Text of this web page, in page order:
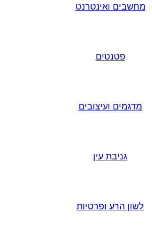
מחשבים ואינטרנט
פטנטים
מדגמים ועיצובים
גניבת עין
לשון הרע ופרטיות